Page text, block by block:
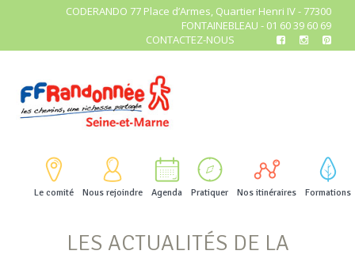
CODERANDO 77 Place d’Armes, Quartier Henri IV - 77300
FONTAINEBLEAU - 01 60 39 60 69
CONTACTEZ-NOUS
Le comité Nous rejoindre Agenda Pratiquer Nos itinéraires Formations
LES ACTUALITÉS DE LA